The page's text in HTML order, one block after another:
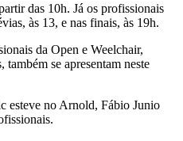
das 10h. Já os profissionais
às 13, e nas finais, às 19h.
da Open e Weelchair,
também se apresentam neste
esteve no Arnold, Fábio Junio